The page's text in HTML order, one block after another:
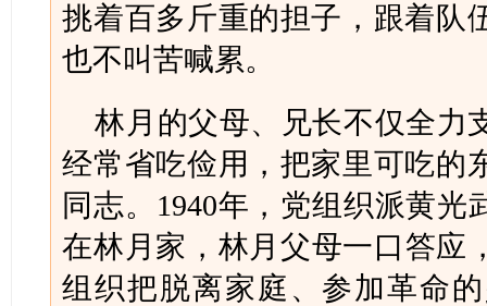
挑着百多斤重的担子，跟着队
也不叫苦喊累。
林月的父母、兄长不仅全力
经常省吃俭用，把家里可吃的
同志。1940年，党组织派黄光
在林月家，林月父母一口答应
组织把脱离家庭、参加革命